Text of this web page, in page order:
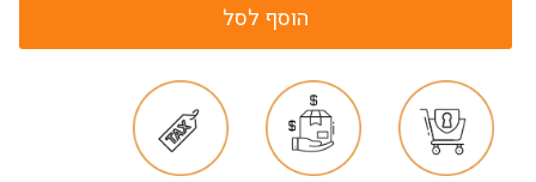
הוסף לסל